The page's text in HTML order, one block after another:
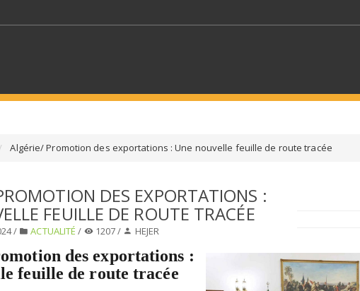
SELECTIONNEZ UNE SECTION SÉLECTIONNEZ UNE CATÉGORIE
Algérie/ Promotion des exportations : Une nouvelle feuille de route tracée
DES EXPORTATIONS :
FEUILLE DE ROUTE TRACÉE
/ ACTUALITÉ / 1207 / HEJER
des exportations :
feuille de route tracée